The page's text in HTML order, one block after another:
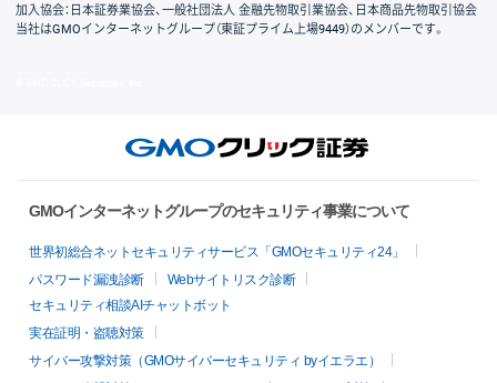
加入協会：日本証券業協会、一般社団法人 金融先物取引業協会、日本商品先物取引協会
当社はGMOインターネットグループ（東証プライム上場9449）のメンバーです。
GMOインターネットグループのセキュリティ事業について
世界初総合ネットセキュリティサービス「GMOセキュリティ24」
パスワード漏洩診断
Webサイトリスク診断
セキュリティ相談AIチャットボット
実在証明・盗聴対策
サイバー攻撃対策（GMOサイバーセキュリティ byイエラエ）